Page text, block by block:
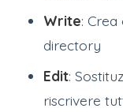
Write:
directory
Edit:
riscrivere